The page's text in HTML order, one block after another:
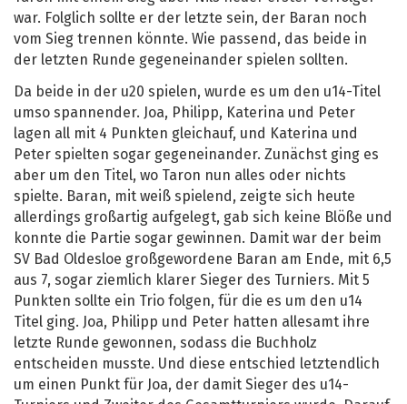
war. Folglich sollte er der letzte sein, der Baran noch
vom Sieg trennen könnte. Wie passend, das beide in
der letzten Runde gegeneinander spielen sollten.
Da beide in der u20 spielen, wurde es um den u14-Titel
umso spannender. Joa, Philipp, Katerina und Peter
lagen all mit 4 Punkten gleichauf, und Katerina und
Peter spielten sogar gegeneinander. Zunächst ging es
aber um den Titel, wo Taron nun alles oder nichts
spielte. Baran, mit weiß spielend, zeigte sich heute
allerdings großartig aufgelegt, gab sich keine Blöße und
konnte die Partie sogar gewinnen. Damit war der beim
SV Bad Oldesloe großgewordene Baran am Ende, mit 6,5
aus 7, sogar ziemlich klarer Sieger des Turniers. Mit 5
Punkten sollte ein Trio folgen, für die es um den u14
Titel ging. Joa, Philipp und Peter hatten allesamt ihre
letzte Runde gewonnen, sodass die Buchholz
entscheiden musste. Und diese entschied letztendlich
um einen Punkt für Joa, der damit Sieger des u14-